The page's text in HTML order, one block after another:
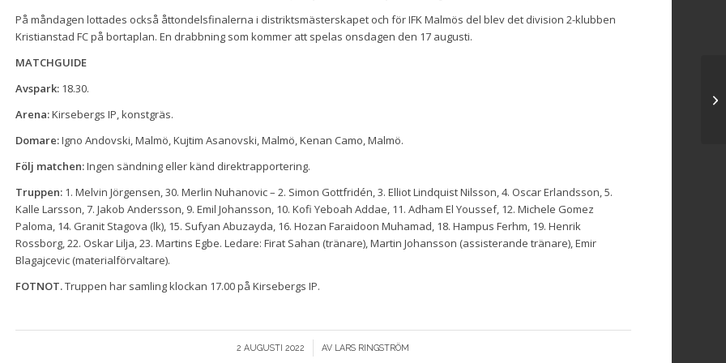
På måndagen lottades också åttondelsfinalerna i distriktsmästerskapet och för IFK Malmös del blev det division 2-klubben
Kristianstad FC på bortaplan. En drabbning som kommer att spelas onsdagen den 17 augusti.
MATCHGUIDE
Avspark:18.30.
Arena:Kirsebergs IP, konstgräs.
Domare:Igno Andovski, Malmö, Kujtim Asanovski, Malmö, Kenan Camo, Malmö.
Följ matchen:Ingen sändning eller känd direktrapportering.
Truppen:1. Melvin Jörgensen, 30. Merlin Nuhanovic – 2. Simon Gottfridén, 3. Elliot Lindquist Nilsson, 4. Oscar Erlandsson, 5.
Kalle Larsson, 7. Jakob Andersson, 9. Emil Johansson, 10. Kofi Yeboah Addae, 11. Adham El Youssef, 12. Michele Gomez
Paloma, 14. Granit Stagova (lk), 15. Sufyan Abuzayda, 16. Hozan Faraidoon Muhamad, 18. Hampus Ferhm, 19. Henrik
Rossborg, 22. Oskar Lilja, 23. Martins Egbe. Ledare: Firat Sahan (tränare), Martin Johansson (assisterande tränare), Emir
Blagajcevic (materialförvaltare).
FOTNOT.Truppen har samling klockan 17.00 på Kirsebergs IP.
2 AUGUSTI 2022
/ AV LARS RINGSTRÖM